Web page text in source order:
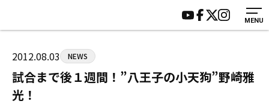
MENU
HOME
ジムについて
トレーニング
施設紹介
会員様の声
2012.08.03 NEWS
試合まで後１週間！”八王子の小天狗”野崎雅
光！